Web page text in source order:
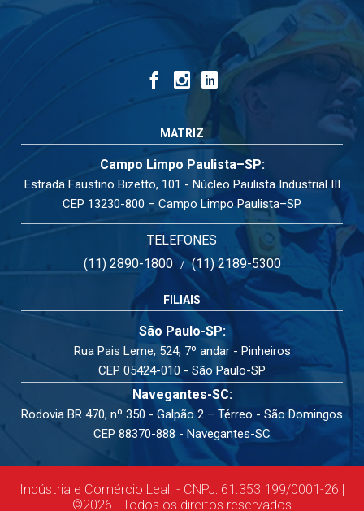
MATRIZ
Campo Limpo Paulista–SP:
Estrada Faustino Bizetto, 101 - Núcleo Paulista Industrial III
CEP 13230-800 – Campo Limpo Paulista–SP
TELEFONES
(11) 2890-1800/(11) 2189-5300
FILIAIS
São Paulo-SP:
Rua Pais Leme, 524, 7º andar - Pinheiros
CEP 05424-010 - São Paulo-SP
Navegantes-SC:
Rodovia BR 470, nº 350 - Galpão 2 – Térreo - São Domingos
CEP 88370-888 - Navegantes-SC
Indústria e Comércio Leal. - CNPJ: 61.353.199/0001-26 |
©2026 - Todos os direitos reservados